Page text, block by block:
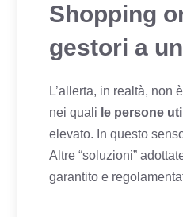
Shopping
gestori a
L’allerta, in realtà,
nei quali le persone
elevato. In questo
Altre “soluzioni”
garantito e